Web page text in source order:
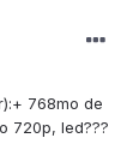
768mo de
720p, led???